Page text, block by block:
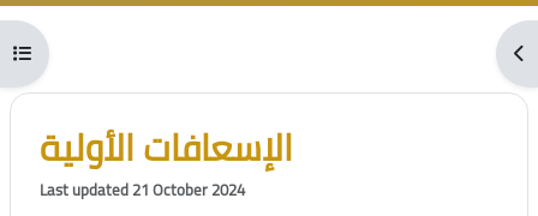
Skip to main content
Blocks
Open course index
Blocks
Skip [Cocoon] Course Intro
الإسعافات الأولية
Last updated 21 October 2024